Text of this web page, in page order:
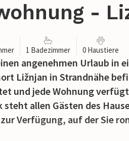
-
1 Badezimmer 0 Haustiere
angenehmen Urlaub in
Ližnjan in Strandnähe
und jede Wohnung
steht allen Gästen des
Verfügung, auf der Sie